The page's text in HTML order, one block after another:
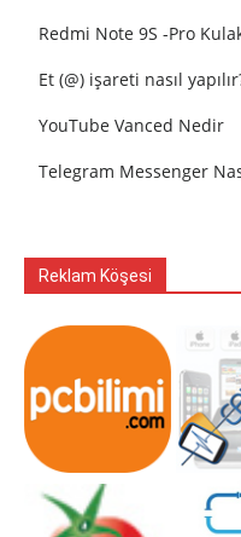
Redmi Note 9S -Pro
Et (@) işareti nasıl
YouTube Vanced Nedir
Telegram Messenger
Reklam Köşesi